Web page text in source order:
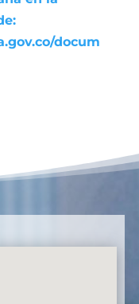
docum